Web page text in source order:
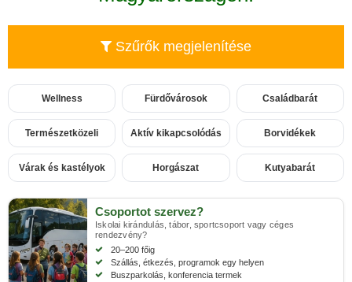
Szűrők megjelenítése
Wellness Fürdővárosok Családbarát
Természetközeli Aktív kikapcsolódás Borvidékek
Várak és kastélyok Horgászat Kutyabarát
Csoportot szervez?
Iskolai kirándulás, tábor, sportcsoport vagy céges
rendezvény?
20–200 főig
Szállás, étkezés, programok egy helyen
Buszparkolás, konferencia termek